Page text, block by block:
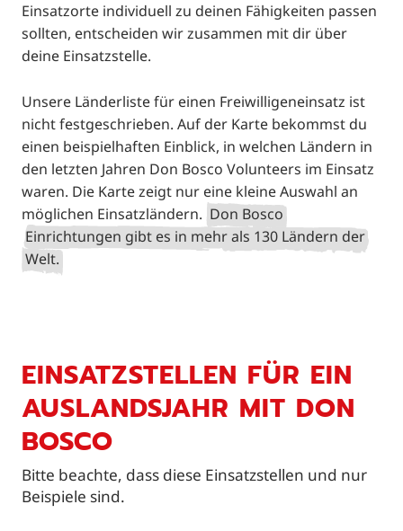
Einsatzorte individuell zu deinen Fähigkeiten passen
sollten, entscheiden wir zusammen mit dir über
deine Einsatzstelle.
Unsere Länderliste für einen Freiwilligeneinsatz ist
nicht festgeschrieben. Auf der Karte bekommst du
einen beispielhaften Einblick, in welchen Ländern in
den letzten Jahren Don Bosco Volunteers im Einsatz
waren. Die Karte zeigt nur eine kleine Auswahl an
möglichen Einsatzländern. Don Bosco
Einrichtungen gibt es in mehr als 130 Ländern der
Welt.
EINSATZSTELLEN FÜR EIN
AUSLANDSJAHR MIT DON
BOSCO
Bitte beachte, dass diese Einsatzstellen und nur
Beispiele sind.